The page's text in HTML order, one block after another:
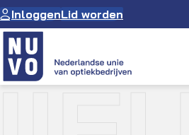
Ga
naar
de
inhoud
InloggenLid worden